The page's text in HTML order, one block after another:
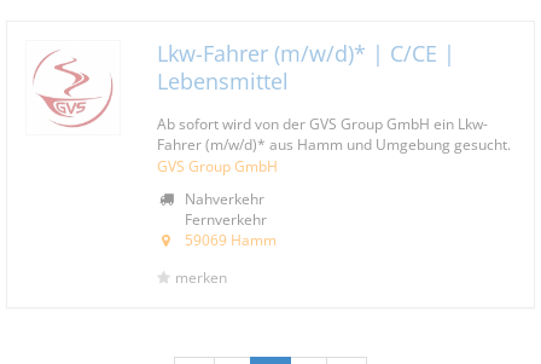
Lkw-Fahrer (m/w/d)* | C/CE |
Lebensmittel
Ab sofort wird von der GVS Group GmbH ein Lkw-
Fahrer (m/w/d)* aus Hamm und Umgebung gesucht.
GVS Group GmbH
Nahverkehr
Fernverkehr
59069 Hamm
merken